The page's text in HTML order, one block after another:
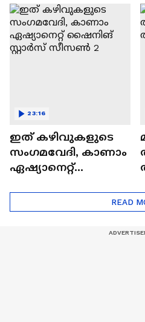
കുഞ്ഞുങ്ങൾ
ഇത് കഴിവുകളുടെ
സംഗമവേദി, കാണാം
ഏഷ്യാനെറ്റ്
23:16
READ